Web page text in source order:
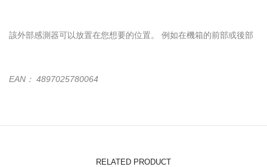
該外部感測器可以放置在您想要的位置。 例如在機箱的前部或後部
EAN： 4897025780064
RELATED PRODUCT